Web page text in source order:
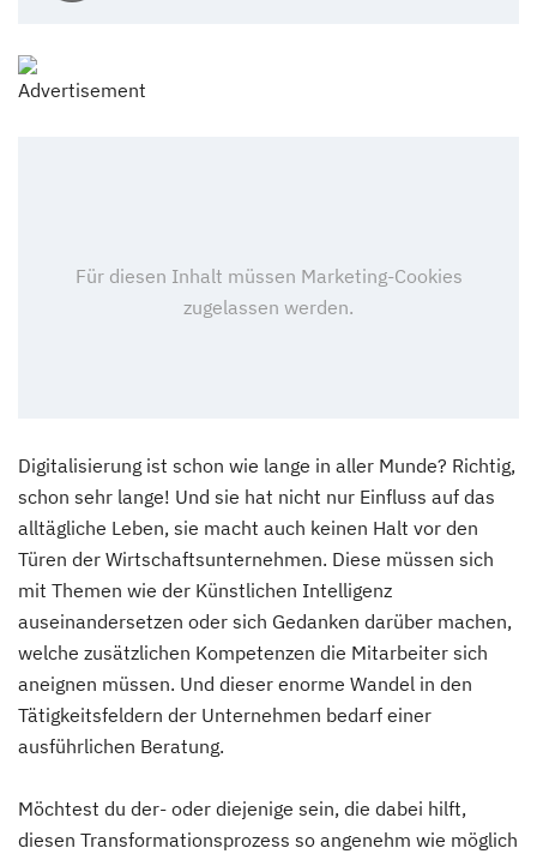
Digitalisierung ist schon wie lange in aller Munde? Richtig,
schon sehr lange! Und sie hat nicht nur Einfluss auf das
alltägliche Leben, sie macht auch keinen Halt vor den
Türen der Wirtschaftsunternehmen. Diese müssen sich
mit Themen wie der Künstlichen Intelligenz
auseinandersetzen oder sich Gedanken darüber machen,
welche zusätzlichen Kompetenzen die Mitarbeiter sich
aneignen müssen. Und dieser enorme Wandel in den
Tätigkeitsfeldern der Unternehmen bedarf einer
ausführlichen Beratung.
Möchtest du der- oder diejenige sein, die dabei hilft,
diesen Transformationsprozess so angenehm wie möglich